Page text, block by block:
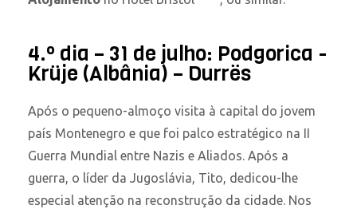
4.º dia – 31 de julho: Podgorica -
Krüje (Albânia) – Durrës
Após o pequeno-almoço visita à capital do jovem
país Montenegro e que foi palco estratégico na II
Guerra Mundial entre Nazis e Aliados. Após a
guerra, o líder da Jugoslávia, Tito, dedicou-lhe
especial atenção na reconstrução da cidade. Nos